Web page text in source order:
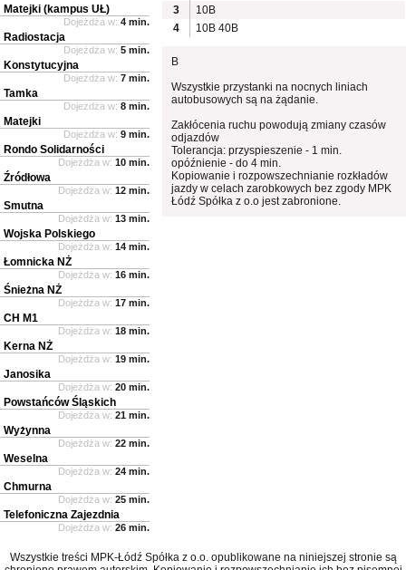
3
10B
4
10B 40B
B
Wszystkie przystanki na nocnych liniach
autobusowych są na żądanie.
Zakłócenia ruchu powodują zmiany czasów
odjazdów
Tolerancja: przyspieszenie - 1 min.
opóźnienie - do 4 min.
Kopiowanie i rozpowszechnianie rozkładów
jazdy w celach zarobkowych bez zgody MPK
Łódź Spółka z o.o jest zabronione.
Matejki (kampus UŁ)
Dojeżdża w: 4 min.
Radiostacja
Dojeżdża w: 5 min.
Konstytucyjna
Dojeżdża w: 7 min.
Tamka
Dojeżdża w: 8 min.
Matejki
Dojeżdża w: 9 min.
Rondo Solidarności
Dojeżdża w: 10 min.
Źródłowa
Dojeżdża w: 12 min.
Smutna
Dojeżdża w: 13 min.
Wojska Polskiego
Dojeżdża w: 14 min.
Łomnicka NŻ
Dojeżdża w: 16 min.
Śnieżna NŻ
Dojeżdża w: 17 min.
CH M1
Dojeżdża w: 18 min.
Kerna NŻ
Dojeżdża w: 19 min.
Janosika
Dojeżdża w: 20 min.
Powstańców Śląskich
Dojeżdża w: 21 min.
Wyżynna
Dojeżdża w: 22 min.
Weselna
Dojeżdża w: 24 min.
Chmurna
Dojeżdża w: 25 min.
Telefoniczna Zajezdnia
Dojeżdża w: 26 min.
Wszystkie treści MPK-Łódź Spółka z o.o. opublikowane na niniejszej stronie są